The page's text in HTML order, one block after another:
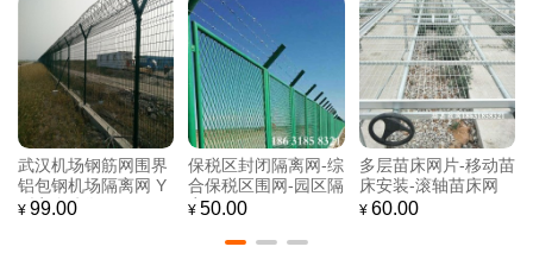
护栏
武汉机场钢筋网围界
铝包钢机场隔离网 Y
型安全防御网
¥ 99.00
保税区封闭隔离网-综
合保税区围网-园区隔
离网
¥ 50.00
多层苗床网片-移动苗
床安装-滚轴苗床网
¥ 60.00